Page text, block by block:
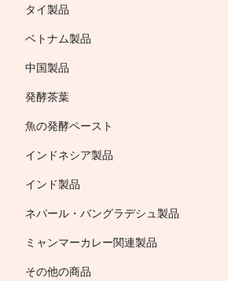
タイ製品
ベトナム製品
中国製品
発酵茶葉
魚の発酵ペースト
インドネシア製品
インド製品
ネパール・バングラデシュ製品
ミャンマーカレー関連製品
その他の商品